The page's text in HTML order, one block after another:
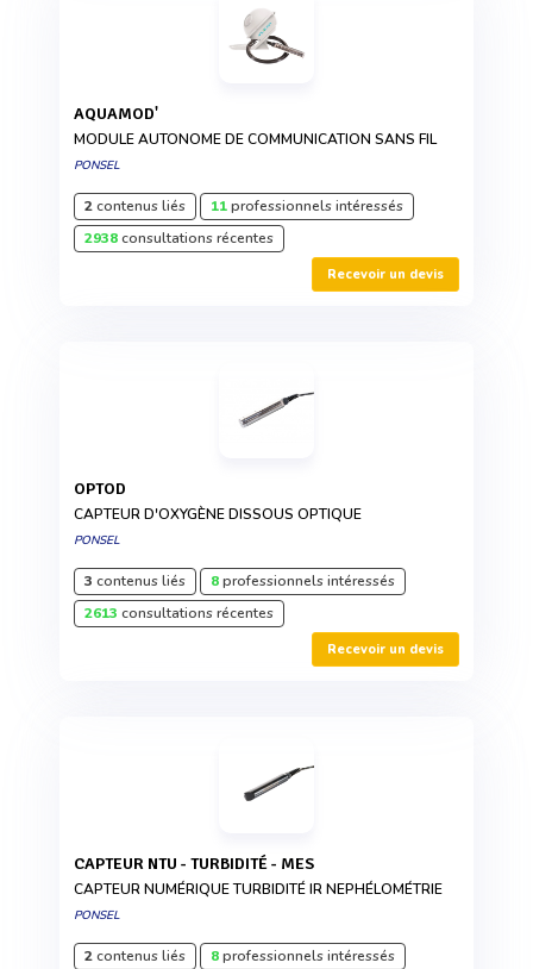
AQUAMOD'
MODULE AUTONOME DE COMMUNICATION SANS FIL
PONSEL
2contenus liés 11professionnels intéressés
2938consultations récentes
Recevoir un devis
OPTOD
CAPTEUR D'OXYGÈNE DISSOUS OPTIQUE
PONSEL
3 contenus liés 8professionnels intéressés
2613 consultations récentes
Recevoir un devis
CAPTEUR NTU - TURBIDITÉ - MES
CAPTEUR NUMÉRIQUE TURBIDITÉ IR NEPHÉLOMÉTRIE
PONSEL
2contenus liés 8professionnels intéressés